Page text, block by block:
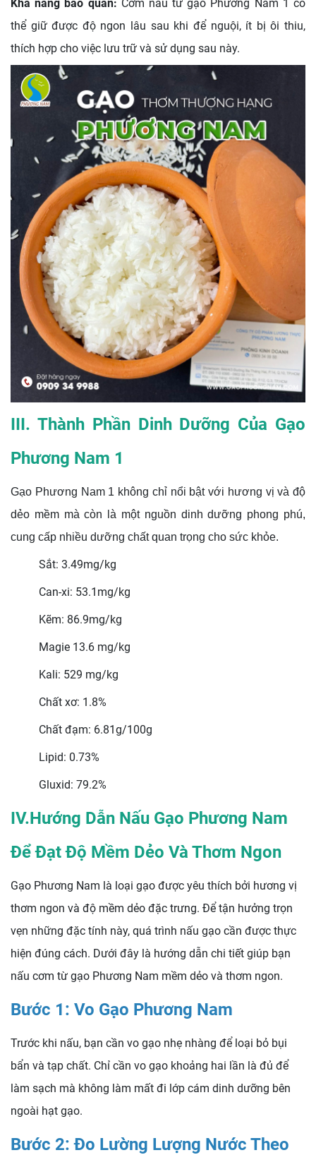
Khả năng bảo quản: Cơm nấu từ gạo Phương Nam 1 có
thể giữ được độ ngon lâu sau khi để nguội, ít bị ôi thiu,
thích hợp cho việc lưu trữ và sử dụng sau này.
III. Thành Phần Dinh Dưỡng Của Gạo
Phương Nam 1
Gạo Phương Nam 1 không chỉ nổi bật với hương vị và độ
dẻo mềm mà còn là một nguồn dinh dưỡng phong phú,
cung cấp nhiều dưỡng chất quan trọng cho sức khỏe.
Sắt: 3.49mg/kg
Can-xi: 53.1mg/kg
Kẽm: 86.9mg/kg
Magie 13.6 mg/kg
Kali: 529 mg/kg
Chất xơ: 1.8%
Chất đạm: 6.81g/100g
Lipid: 0.73%
Gluxid: 79.2%
IV.Hướng Dẫn Nấu Gạo Phương Nam
Để Đạt Độ Mềm Dẻo Và Thơm Ngon
Gạo Phương Nam là loại gạo được yêu thích bởi hương vị
thơm ngon và độ mềm dẻo đặc trưng. Để tận hưởng trọn
vẹn những đặc tính này, quá trình nấu gạo cần được thực
hiện đúng cách. Dưới đây là hướng dẫn chi tiết giúp bạn
nấu cơm từ gạo Phương Nam mềm dẻo và thơm ngon.
Bước 1: Vo Gạo Phương Nam
Trước khi nấu, bạn cần vo gạo nhẹ nhàng để loại bỏ bụi
bẩn và tạp chất. Chỉ cần vo gạo khoảng hai lần là đủ để
làm sạch mà không làm mất đi lớp cám dinh dưỡng bên
ngoài hạt gạo.
Bước 2: Đo Lường Lượng Nước Theo